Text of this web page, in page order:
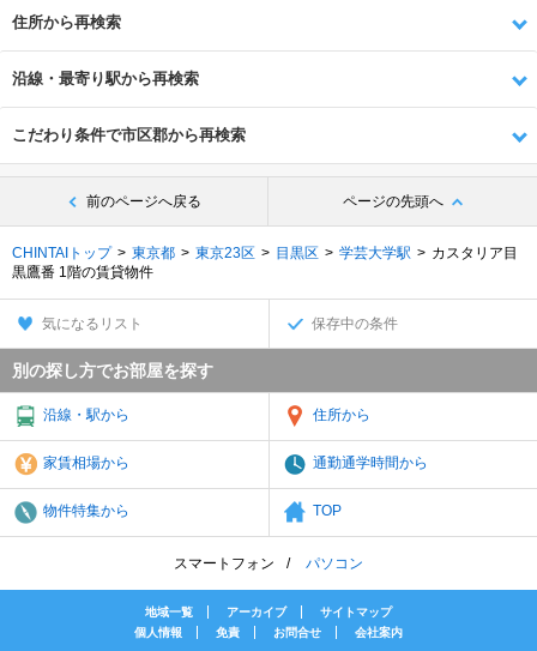
住所から再検索
沿線・最寄り駅から再検索
こだわり条件で市区郡から再検索
前のページへ戻る ページの先頭へ
CHINTAIトップ 東京都 東京23区 目黒区 学芸大学駅
カスタリア目
黒鷹番 1階の賃貸物件
気になるリスト 保存中の条件
別の探し方でお部屋を探す
沿線・駅から 住所から
家賃相場から 通勤通学時間から
物件特集から TOP
スマートフォン パソコン
地域一覧 アーカイブ
サイトマップ
個人情報
免責 お問合せ 会社案内